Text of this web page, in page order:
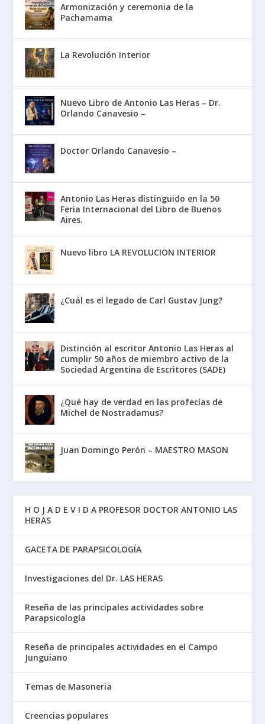
Armonización y ceremonia de la
Pachamama
La Revolución Interior
Nuevo Libro de Antonio Las Heras – Dr.
Orlando Canavesio –
Doctor Orlando Canavesio –
Antonio Las Heras distinguido en la 50
Feria Internacional del Libro de Buenos
Aires.
Nuevo libro LA REVOLUCION INTERIOR
¿Cuál es el legado de Carl Gustav Jung?
Distinción al escritor Antonio Las Heras al
cumplir 50 años de miembro activo de la
Sociedad Argentina de Escritores (SADE)
¿Qué hay de verdad en las profecías de
Michel de Nostradamus?
Juan Domingo Perón – MAESTRO MASON
H O J A D E V I D A PROFESOR DOCTOR ANTONIO LAS
HERAS
GACETA DE PARAPSICOLOGÍA
Investigaciones del Dr. LAS HERAS
Reseña de las principales actividades sobre
Parapsicología
Reseña de principales actividades en el Campo
Junguiano
Temas de Masoneria
Creencias populares